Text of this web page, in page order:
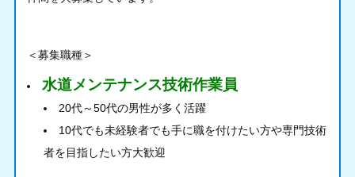
＜募集職種＞
水道メンテナンス技術作業員
20代～50代の男性が多く活躍
10代でも未経験者でも手に職を付けたい方や専門技術
者を目指したい方大歓迎